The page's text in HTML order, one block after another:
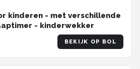
kinderen - met verschillende
- kinderwekker
BEKIJK OP BOL